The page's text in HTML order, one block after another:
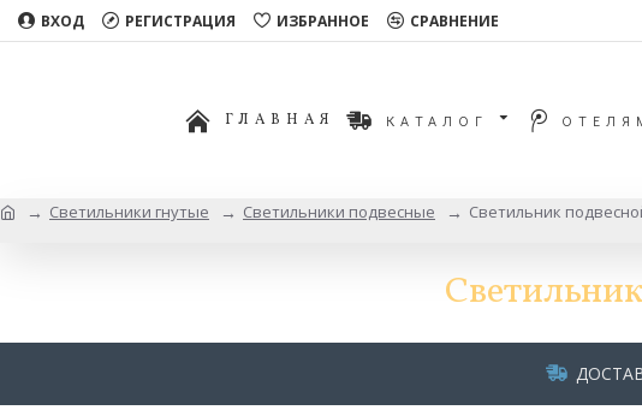
ВХОД РЕГИСТРАЦИЯ ИЗБРАННОЕ СРАВНЕНИЕ
ГЛАВНАЯ КАТАЛОГ
Светильники гнутые Светильники подвесные Светильник